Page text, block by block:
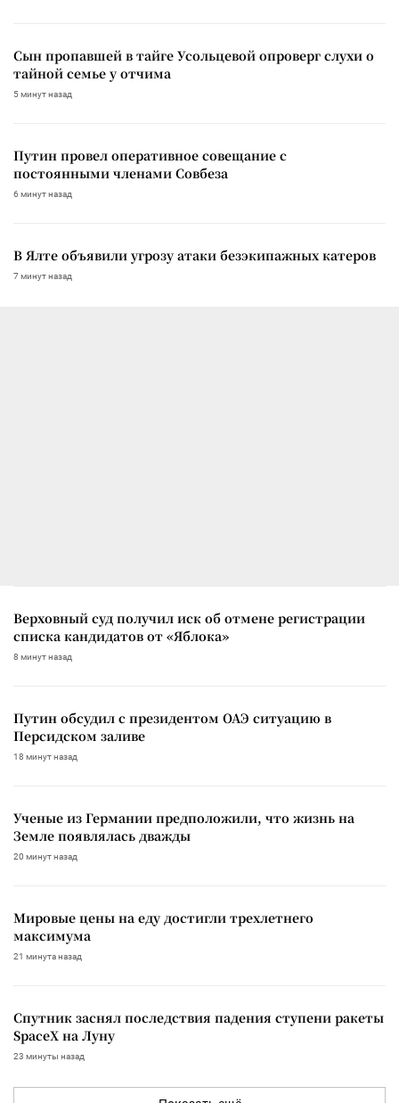
Сын пропавшей в тайге Усольцевой опроверг слухи о
тайной семье у отчима
5 минут назад
Путин провел оперативное совещание с
постоянными членами Совбеза
6 минут назад
В Ялте объявили угрозу атаки безэкипажных катеров
7 минут назад
Верховный суд получил иск об отмене регистрации
списка кандидатов от «Яблока»
8 минут назад
Путин обсудил с президентом ОАЭ ситуацию в
Персидском заливе
18 минут назад
Ученые из Германии предположили, что жизнь на
Земле появлялась дважды
20 минут назад
Мировые цены на еду достигли трехлетнего
максимума
21 минута назад
Спутник заснял последствия падения ступени ракеты
SpaceX на Луну
23 минуты назад